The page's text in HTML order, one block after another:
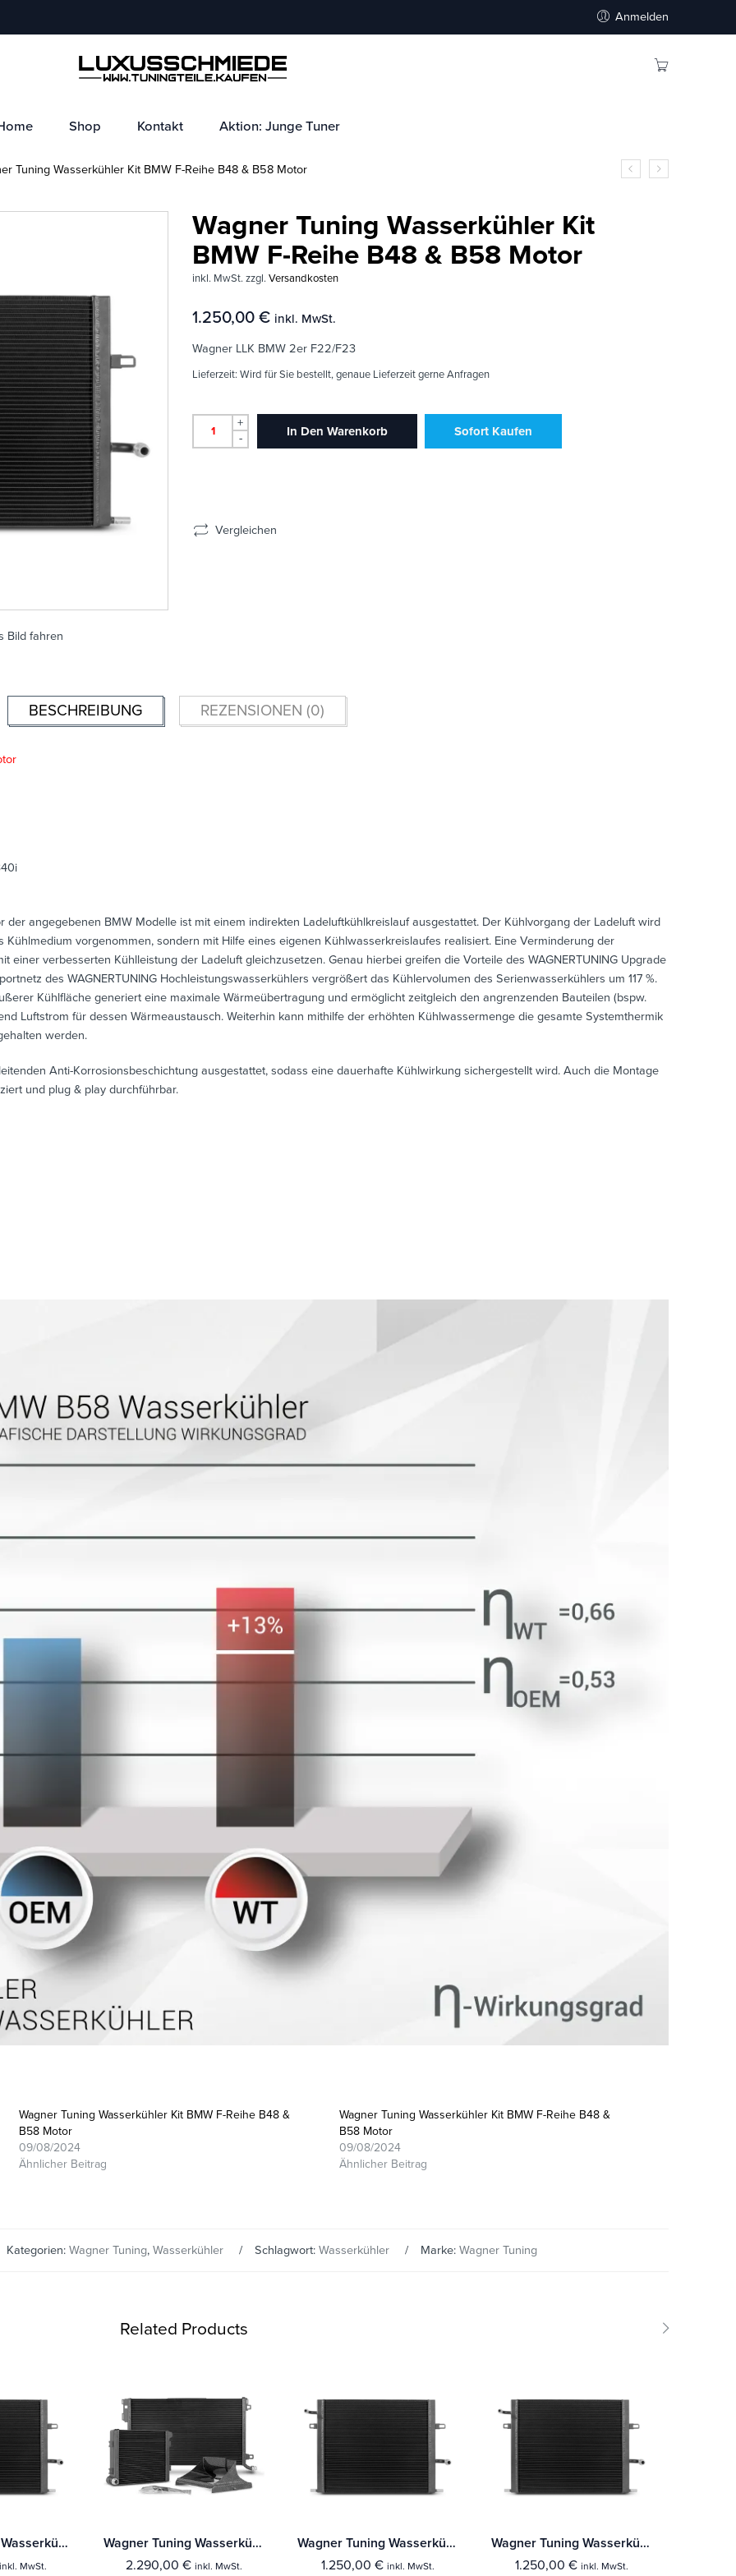
Anmelden
Shop Kontakt Aktion: Junge Tuner
Tuning Wasserkühler Kit BMW F-Reihe B48 & B58 Motor
Bild fahren
Wagner Tuning Wasserkühler Kit
BMW F-Reihe B48 & B58 Motor
inkl. MwSt. zzgl. Versandkosten
1.250,00 € inkl. MwSt.
Wagner LLK BMW 2er F22/F23
Lieferzeit: Wird für Sie bestellt, genaue Lieferzeit gerne Anfragen
+
-
In Den Warenkorb Sofort Kaufen
Vergleichen
BESCHREIBUNG REZENSIONEN (0)
angegebenen BMW Modelle ist mit einem indirekten Ladeluftkühlkreislauf ausgestattet. Der Kühlvorgang der Ladeluft wird
vorgenommen, sondern mit Hilfe eines eigenen Kühlwasserkreislaufes realisiert. Eine Verminderung der
verbesserten Kühlleistung der Ladeluft gleichzusetzen. Genau hierbei greifen die Vorteile des WAGNERTUNING Upgrade
des WAGNERTUNING Hochleistungswasserkühlers vergrößert das Kühlervolumen des Serienwasserkühlers um 117 %.
Kühlfläche generiert eine maximale Wärmeübertragung und ermöglicht zeitgleich den angrenzenden Bauteilen (bspw.
Luftstrom für dessen Wärmeaustausch. Weiterhin kann mithilfe der erhöhten Kühlwassermenge die gesamte Systemthermik
werden.
Anti-Korrosionsbeschichtung ausgestattet, sodass eine dauerhafte Kühlwirkung sichergestellt wird. Auch die Montage
und plug & play durchführbar.
Wagner Tuning Wasserkühler Kit BMW F-Reihe B48 &
B58 Motor
09/08/2024
Ähnlicher Beitrag
Wagner Tuning Wasserkühler Kit BMW F-Reihe B48 &
B58 Motor
09/08/2024
Ähnlicher Beitrag
Kategorien: Wagner Tuning, Wasserkühler Schlagwort: Wasserkühler Marke: Wagner Tuning
Related Products
Wagner Tuning Wasserkühler Kit BMW F-Reihe B48 & B58 Motor
inkl. MwSt.
Wagner Tuning Wasserkühler Kit Mercedes Benz C63 (S) AMG
2.290,00 € inkl. MwSt.
Wagner Tuning Wasserkühler Kit BMW F-Reihe B48 & B58 Motor
1.250,00 € inkl. MwSt.
Wagner Tuning Wasserkühler Kit BMW F-Reihe B48 & B58 Motor
1.250,00 € inkl. MwSt.